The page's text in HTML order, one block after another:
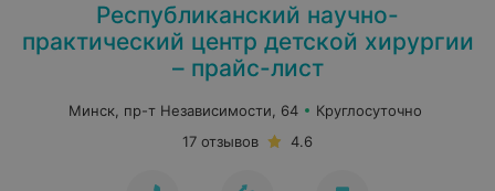
Республиканский научно-
практический центр детской хирургии
– прайс-лист
Минск, пр-т Независимости, 64
Круглосуточно
17 отзывов
4.6